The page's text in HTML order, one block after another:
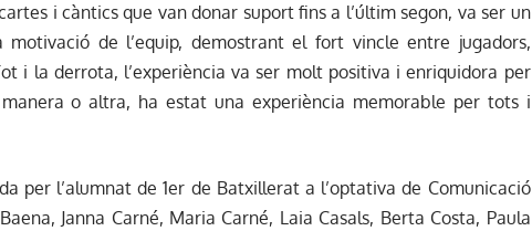
i càntics que van donar suport fins a l’últim segon, va ser un
de l’equip, demostrant el fort vincle entre jugadors,
i la derrota, l’experiència va ser molt positiva i enriquidora per
o altra, ha estat una experiència memorable per tots i
per l’alumnat de 1er de Batxillerat a l’optativa de Comunicació
Janna Carné, Maria Carné, Laia Casals, Berta Costa, Paula